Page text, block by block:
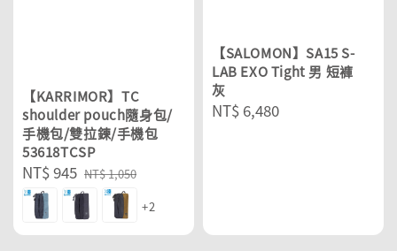
【KARRIMOR】TC
shoulder pouch隨身包/
手機包/雙拉鍊/手機包
53618TCSP
Sale
price
NT$ 945 Regular
price
NT$ 1,050
+2
【SALOMON】SA15 S-
LAB EXO Tight 男 短褲
灰
Regular
NT$ 6,480